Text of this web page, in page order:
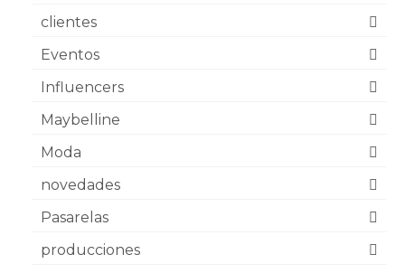
clientes
Eventos
Influencers
Maybelline
Moda
novedades
Pasarelas
producciones